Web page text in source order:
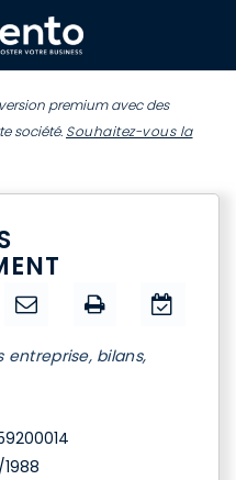
premium avec des
société. Souhaitez-vous la
entreprise, bilans,
1988